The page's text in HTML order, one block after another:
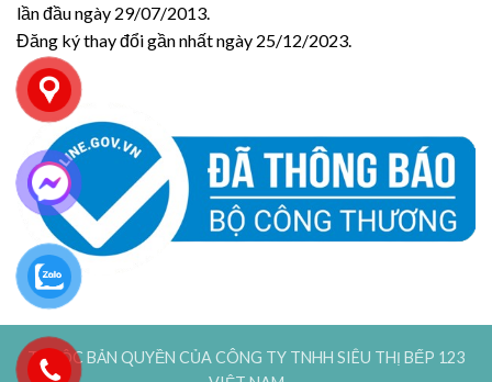
lần đầu ngày 29/07/2013.
Đăng ký thay đổi gần nhất ngày 25/12/2023.
THUỘC BẢN QUYỀN CỦA CÔNG TY TNHH SIÊU THỊ BẾP 123